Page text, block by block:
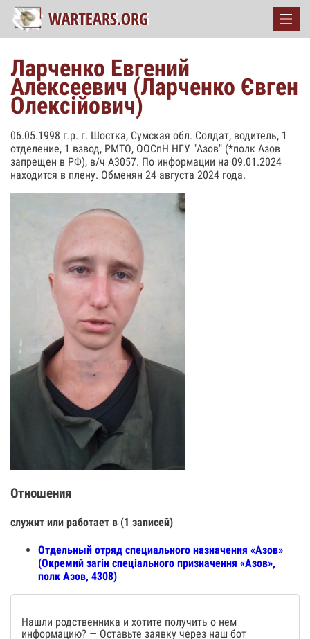
Ларченко Евгений
Алексеевич (Ларченко Євген
Олексійович)
06.05.1998 г.р. г. Шостка, Сумская обл. Солдат, водитель, 1
отделение, 1 взвод, РМТО, ООСпН НГУ "Азов" (*полк Азов
запрещен в РФ), в/ч А3057. По информации на 09.01.2024
находится в плену. Обменян 24 августа 2024 года.
Отношения
служит или работает в (1 записей)
Отдельный отряд специального назначения «Азов»
(Окремий загін спеціального призначення «Азов»,
полк Азов, 4308)
Нашли родственника и хотите получить о нем
информацию? — Оставьте заявку через наш бот